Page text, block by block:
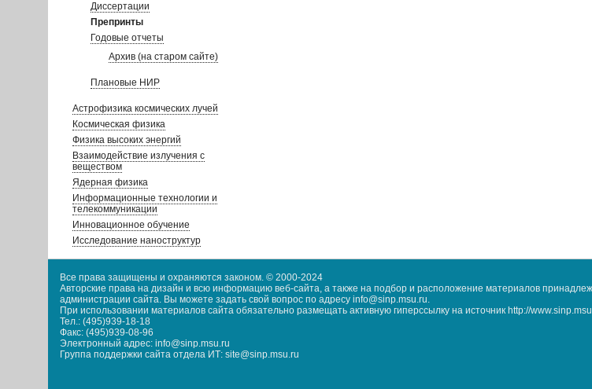
Диссертации
Препринты
Годовые отчеты
Архив (на старом сайте)
Плановые НИР
Астрофизика космических лучей
Космическая физика
Физика высоких энергий
Взаимодействие излучения с
веществом
Ядерная физика
Информационные технологии и
телекоммуникации
Инновационное обучение
Исследование наноструктур
Все права защищены и охраняются законом. © 2000-2024
Авторские права на дизайн и всю информацию веб-сайта, а также на подбор и расположение материалов
администрации сайта. Вы можете задать свой вопрос по адресу info@sinp.msu.ru.
При использовании материалов сайта обязательно размещать активную гиперссылку на источник http://
Тел.: (495)939-18-18
Факс: (495)939-08-96
Электронный адрес: info@sinp.msu.ru
Группа поддержки сайта отдела ИТ: site@sinp.msu.ru